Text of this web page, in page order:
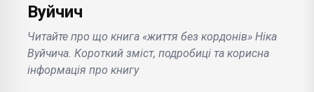
Вуйчич
Читайте про що книга «життя без кордонів» Ніка
Вуйчича. Короткий зміст, подробиці та корисна
інформація про книгу